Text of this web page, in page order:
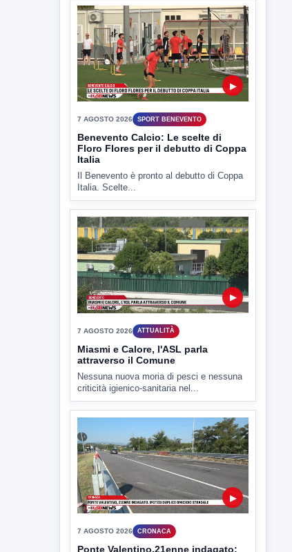
7 AGOSTO 2026 SPORT BENEVENTO
Benevento Calcio: Le scelte di
Floro Flores per il debutto di Coppa
Italia
Il Benevento è pronto al debutto di Coppa
Italia. Scelte...
7 AGOSTO 2026 ATTUALITÀ
Miasmi e Calore, l'ASL parla
attraverso il Comune
Nessuna nuova moria di pesci e nessuna
criticità igienico-sanitaria nel...
CRONACA
Ponte Valentino,21enne indagato:
ipotesi duplice omicidio stradale
Incidente mortale a Ponte Valentino,
indagato il 21enne alla guida...